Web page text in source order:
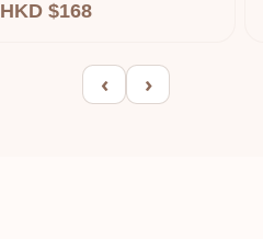
HKD $168
‹ ›